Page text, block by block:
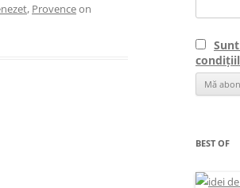
, Provenceon
BEST OF